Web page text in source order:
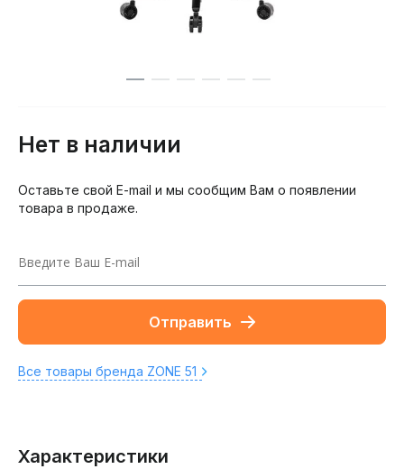
Нет в наличии
Оставьте свой E-mail и мы сообщим Вам о появлении
товара в продаже.
Отправить
Все товары бренда ZONE 51
Характеристики